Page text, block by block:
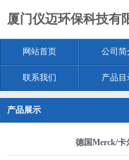
厦门仪迈环保科技有
网站首页 公司简
联系我们 产品目
产品展示
德国Merck/卡